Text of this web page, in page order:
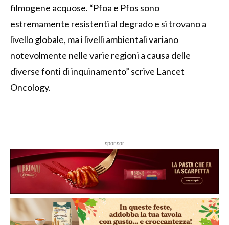
filmogene acquose. “Pfoa e Pfos sono
estremamente resistenti al degrado e si trovano a
livello globale, ma i livelli ambientali variano
notevolmente nelle varie regioni a causa delle
diverse fonti di inquinamento” scrive Lancet
Oncology.
sponsor